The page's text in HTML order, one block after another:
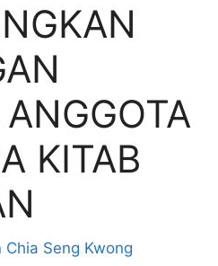
KITAB
Chia Seng Kwong